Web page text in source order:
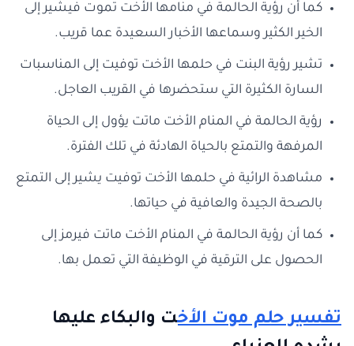
كما أن رؤية الحالمة في منامها الأخت تموت فيشير إلى
الخير الكثير وسماعها الأخبار السعيدة عما قريب.
تشير رؤية البنت في حلمها الأخت توفيت إلى المناسبات
السارة الكثيرة التي ستحضرها في القريب العاجل.
رؤية الحالمة في المنام الأخت ماتت يؤول إلى الحياة
المرفهة والتمتع بالحياة الهادئة في تلك الفترة.
مشاهدة الرائية في حلمها الأخت توفيت يشير إلى التمتع
بالصحة الجيدة والعافية في حياتها.
كما أن رؤية الحالمة في المنام الأخت ماتت فيرمز إلى
الحصول على الترقية في الوظيفة التي تعمل بها.
تفسير حلم موت الأخت والبكاء عليها